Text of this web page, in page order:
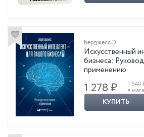
Берджесс Э.
Искусственный
бизнеса:
применению
1 278 ₽
1 540
в
КУПИТЬ